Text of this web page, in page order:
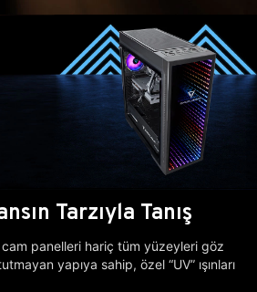
Tarzıyla Tanış
cam panelleri hariç tüm yüzeyleri göz
yapıya sahip, özel “UV” ışınları